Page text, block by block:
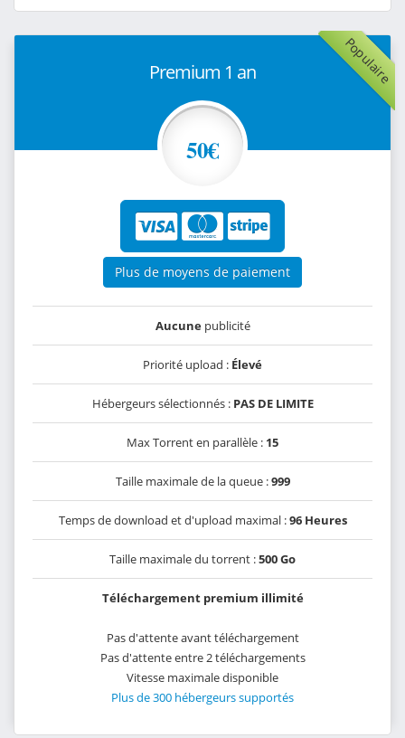
Populaire
Premium 1 an
50€
Plus de moyens de paiement
Aucunepublicité
Priorité upload : Élevé
Hébergeurs sélectionnés : PAS DE LIMITE
Max Torrent en parallèle : 15
Taille maximale de la queue :999
Temps de download et d'upload maximal :96 Heures
Taille maximale du torrent :500 Go
Téléchargement premium illimité
Pas d'attente avant téléchargement
Pas d'attente entre 2 téléchargements
Vitesse maximale disponible
Plus de 300 hébergeurs supportés